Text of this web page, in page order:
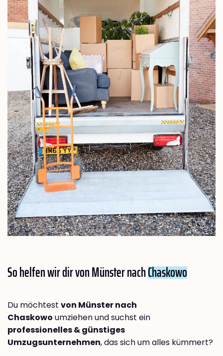
So helfen wir dir von Münster nachChaskowo
Du möchtest von Münster nach
Chaskowo umziehen und suchst ein
professionelles & günstiges
Umzugsunternehmen, das sich um alles kümmert?